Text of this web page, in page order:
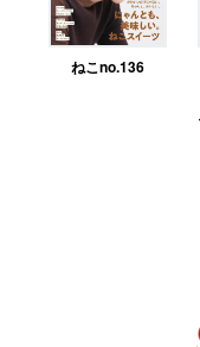
ねこno.136